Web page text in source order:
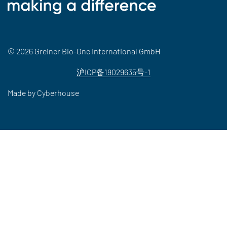
© 2026 Greiner Bio-One International GmbH
沪ICP备19029635号-1
Made by Cyberhouse